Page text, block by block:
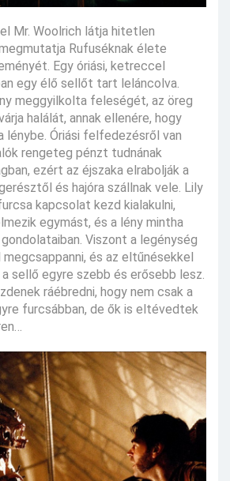
Mr. Woolrich látja hitetlen
Rufuséknak élete
Egy óriási, ketreccel
egy élő sellőt tart leláncolva.
meggyilkolta feleségét, az öreg
halálát, annak ellenére, hogy
lénybe. Óriási felfedezésről van
rengeteg pénzt tudnának
ezért az éjszaka elrabolják a
és hajóra szállnak vele. Lily
kapcsolat kezd kialakulni,
egymást, és a lény mintha
Viszont a legénység
és az eltűnésekkel
sellő egyre szebb és erősebb lesz.
ráébredni, hogy nem csak a
furcsábban, de ők is eltévedtek